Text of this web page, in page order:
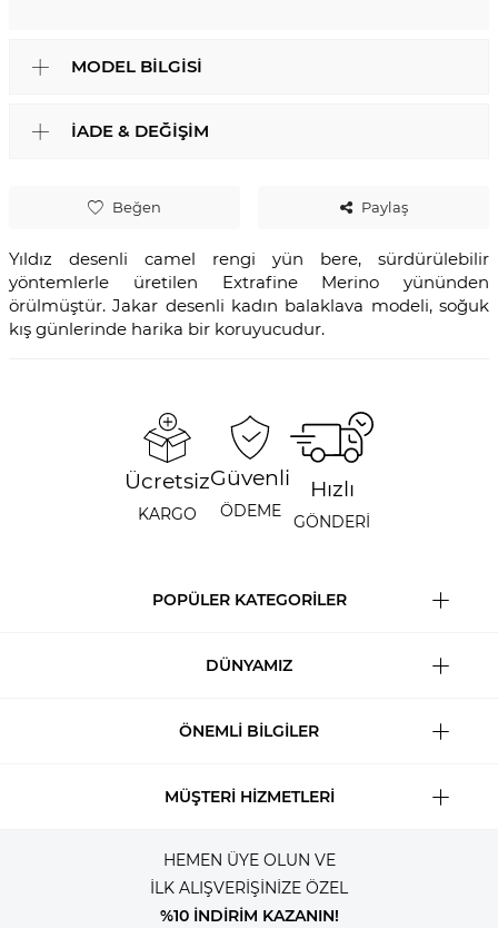
Beğen Paylaş
Yıldız desenli camel rengi yün bere, sürdürülebilir
yöntemlerle üretilen Extrafine Merino yününden
örülmüştür. Jakar desenli kadın balaklava modeli, soğuk
kış günlerinde harika bir koruyucudur.
MODEL BILGISI
İADE & DEĞIŞIM
Ücretsiz
KARGO
Güvenli
ÖDEME
Hızlı
GÖNDERİ
POPÜLER KATEGORİLER
DÜNYAMIZ
ÖNEMLİ BİLGİLER
MÜŞTERİ HİZMETLERİ
HEMEN ÜYE OLUN VE
İLK ALIŞVERİŞİNİZE ÖZEL
%10 İNDİRİM KAZANIN!